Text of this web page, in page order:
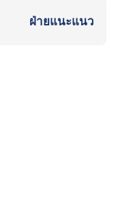
ฝ่ายแนะแนว